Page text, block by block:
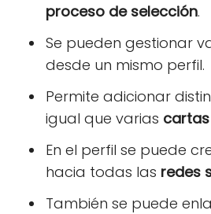
proceso de selección.
Se pueden gestionar
desde un mismo perfil.
Permite adicionar
igual que varias
En el perfil se puede
hacia todas las redes
También se puede